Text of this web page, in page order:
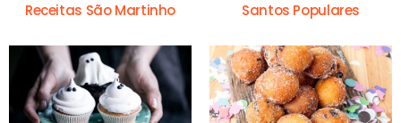
Receitas São Martinho Santos Populares